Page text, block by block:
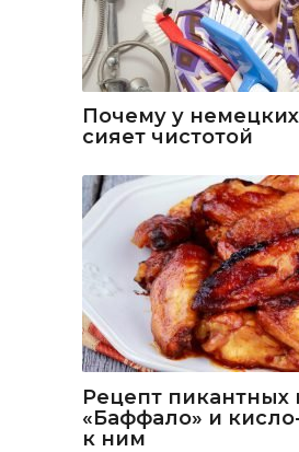
Почему у
сияет чистотой
Рецепт
«Баффало» и
к ним